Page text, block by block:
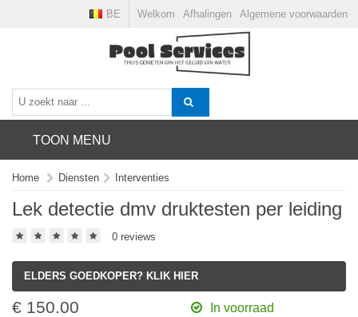
Welkom Afhalingen Algemene voorwaarden
BE
TOON MENU
Home Diensten Interventies
Lek detectie dmv druktesten per leiding
0 reviews
ELDERS GOEDKOPER? KLIK HIER
€ 150.00 In voorraad